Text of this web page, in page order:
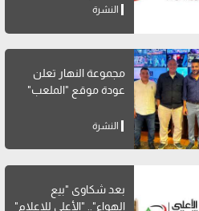
البرامج الرياضية
النشرة
مجموعة النهار تعلن
عودة موقع "الملعب"
النشرة
بعد شكاوى "بيع
الهواء".. "الأعلى للإعلام"